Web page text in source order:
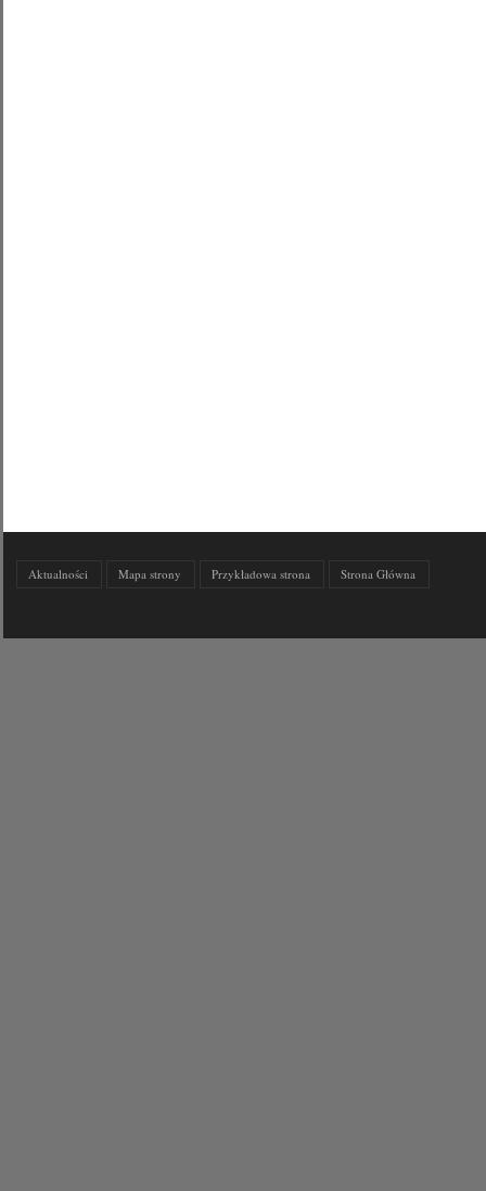
Aktualności Mapa strony Przykładowa strona Strona Główna